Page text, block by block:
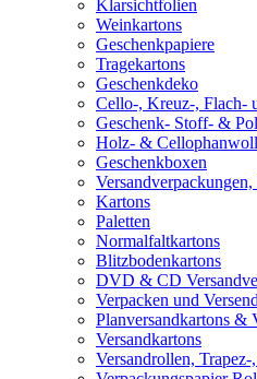
Klarsichtfolien
Weinkartons
Geschenkpapiere
Tragekartons
Geschenkdeko
Cello-, Kreuz-, Flach-
Geschenk- Stoff- &
Holz- &
Geschenkboxen
Kartons
Paletten
Normalfaltkartons
Blitzbodenkartons
DVD & CD
Verpacken und
Planversandkartons &
Versandkartons
Versandrollen,